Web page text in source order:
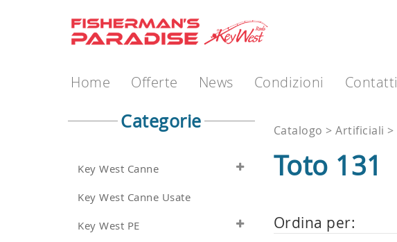
Home Offerte News Condizioni Contatti
Categorie
Key West Canne
Key West Canne Usate
Key West PE
Catalogo Artificiali
Toto 131
Ordina per: